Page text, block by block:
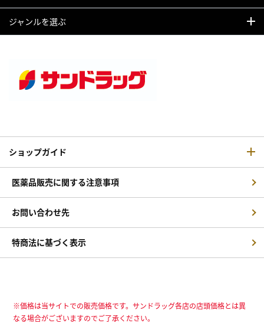
ジャンルを選ぶ
ショップガイド
医薬品販売に関する注意事項
お問い合わせ先
特商法に基づく表示
※価格は当サイトでの販売価格です。サンドラッグ各店の店頭価格とは異
なる場合がございますのでご了承ください。